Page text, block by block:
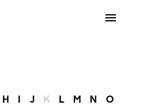
H I J K L M N O